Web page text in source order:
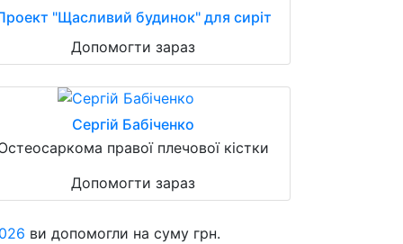
"Щасливий будинок" для сиріт
Допомогти зараз
Сергій Бабіченко
правої плечової кістки
Допомогти зараз
ви допомогли на суму грн.